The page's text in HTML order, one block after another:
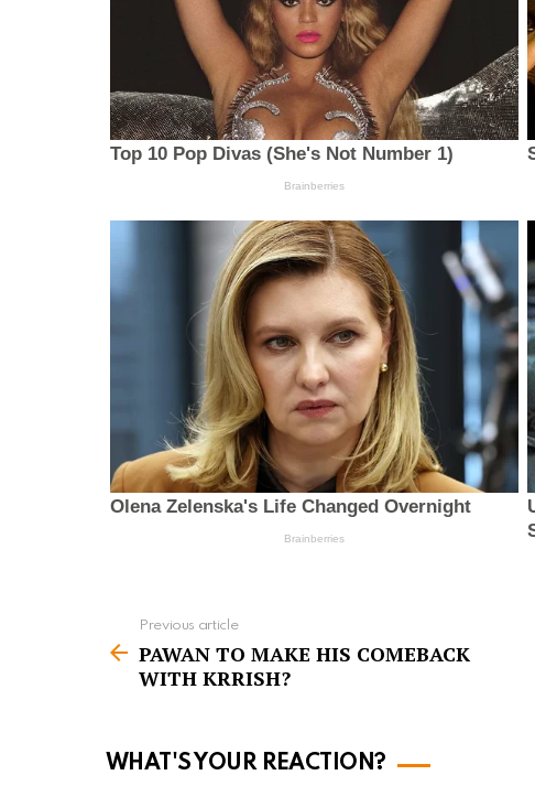
e
o
Previous article
PAWAN TO MAKE HIS COMEBACK
WITH KRRISH?
WHAT'S YOUR REACTION?